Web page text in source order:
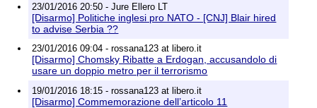
23/01/2016 20:50 - Jure Ellero LT
[Disarmo] Politiche inglesi pro NATO - [CNJ] Blair hired
to advise Serbia ??
23/01/2016 09:04 - rossana123 at libero.it
[Disarmo] Chomsky Ribatte a Erdogan, accusandolo di
usare un doppio metro per il terrorismo
19/01/2016 18:15 - rossana123 at libero.it
[Disarmo] Commemorazione dell’articolo 11